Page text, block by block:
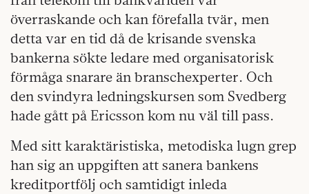
överraskande och kan förefalla tvär, men
detta var en tid då de krisande svenska
bankerna sökte ledare med organisatorisk
förmåga snarare än branschexperter. Och
den svindyra ledningskursen som Svedberg
hade gått på Ericsson kom nu väl till pass.
Med sitt karaktäristiska, metodiska lugn grep
han sig an uppgiften att sanera bankens
kreditportfölj och samtidigt inleda